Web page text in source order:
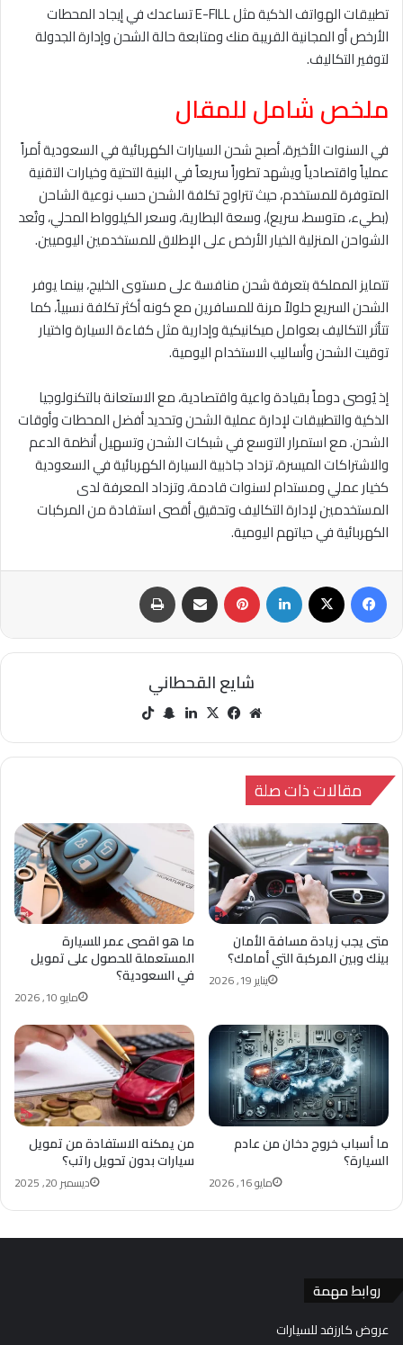
تطبيقات الهواتف الذكية مثل E-FILL تساعدك في إيجاد المحطات
الأرخص أو المجانية القريبة منك ومتابعة حالة الشحن وإدارة الجدولة
لتوفير التكاليف.
ملخص شامل للمقال
في السنوات الأخيرة، أصبح شحن السيارات الكهربائية في السعودية أمراً
عملياً واقتصادياً ويشهد تطوراً سريعاً في البنية التحتية وخيارات التقنية
المتوفرة للمستخدم، حيث تتراوح تكلفة الشحن حسب نوعية الشاحن
(بطيء، متوسط، سريع)، وسعة البطارية، وسعر الكيلوواط المحلي، وتُعد
الشواحن المنزلية الخيار الأرخص على الإطلاق للمستخدمين اليوميين.
تتمايز المملكة بتعرفة شحن منافسة على مستوى الخليج، بينما يوفر
الشحن السريع حلولاً مرنة للمسافرين مع كونه أكثر تكلفة نسبياً، كما
تتأثر التكاليف بعوامل ميكانيكية وإدارية مثل كفاءة السيارة واختيار
توقيت الشحن وأساليب الاستخدام اليومية.
إذ يُوصى دوماً بقيادة واعية واقتصادية، مع الاستعانة بالتكنولوجيا
الذكية والتطبيقات لإدارة عملية الشحن وتحديد أفضل المحطات وأوقات
الشحن. مع استمرار التوسع في شبكات الشحن وتسهيل أنظمة الدعم
والاشتراكات الميسرة، تزداد جاذبية السيارة الكهربائية في السعودية
كخيار عملي ومستدام لسنوات قادمة، وتزداد المعرفة لدى
المستخدمين لإدارة التكاليف وتحقيق أقصى استفادة من المركبات
الكهربائية في حياتهم اليومية.
فيسبوك ‫X لينكدإن بينتيريست مشاركة عبر البريد طباعة
شايع القحطاني
مو
الوي
في
وك
‫X لينك سنا
تشا
مقالات ذات صلة
ما هو اقصى عمر للسيارة
المستعملة للحصول على تمويل
في السعودية؟
مايو 10, 2026
متى يجب زيادة مسافة الأمان
بينك وبين المركبة التي أمامك؟
يناير 19, 2026
من يمكنه الاستفادة من تمويل
سيارات بدون تحويل راتب؟
ديسمبر 20, 2025
ما أسباب خروج دخان من عادم
السيارة؟
مايو 16, 2026
روابط مهمة
عروض كارزفد للسيارات